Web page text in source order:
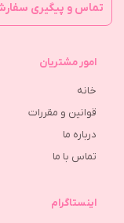
تماس و پیگیری سفارشات:
امور مشتریان
خانه
قوانین و مقررات
درباره ما
تماس با ما
اینستاگرام